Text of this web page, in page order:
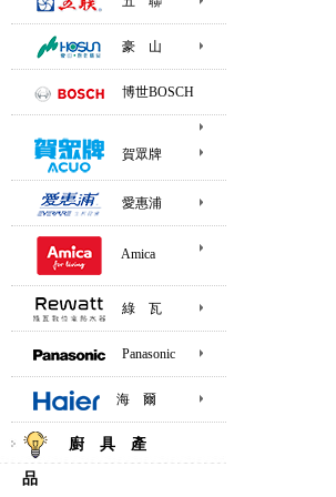
豪 山
博世BOSCH
賀眾牌
愛惠浦
Amica
綠 瓦
Panasonic
海 爾
廚 具 產
品